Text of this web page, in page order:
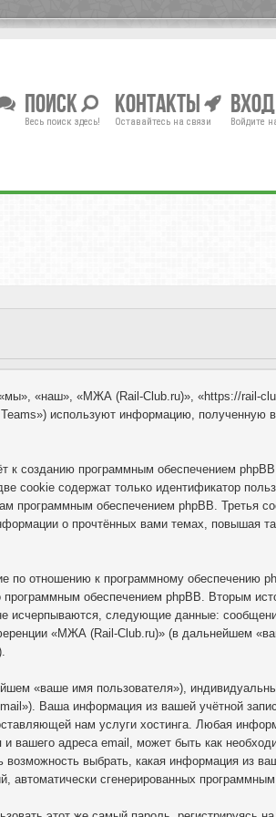
Поиск
Весь поиск здесь!
Контакты
Оставайтесь на связи
Вход
Войдите
«наш», «МЖА (Rail-Club.ru)», «https://rail-
используют информацию, полученную
созданию программным обеспечением
cookie содержат только идентификатор
программным обеспечением phpBB. Третья
о прочтённых вами темах, повышая
отношению к программному обеспечению
программным обеспечением phpBB. Вторым
исчерпываются, следующие данные:
«МЖА (Rail-Club.ru)» (в дальнейшем
«ваше имя пользователя»),
Ваша информация из вашей учётной
нам услуги хостинга. Любая
адреса email, может быть как
выбрать, какая информация из
автоматически сгенерированных